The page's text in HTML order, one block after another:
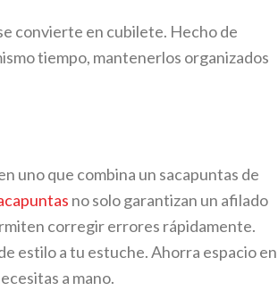
convierte en cubilete. Hecho de
tiempo, mantenerlos organizados
uno que combina un sacapuntas de
no solo garantizan un afilado
corregir errores rápidamente.
estilo a tu estuche. Ahorra espacio en
a mano.